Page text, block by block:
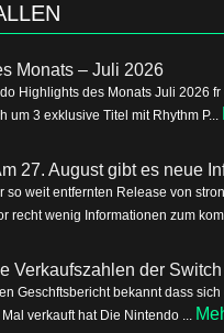
Monats – Juli 2026
Highlights des Monats Juli 2026
um 3 exklusive Titel mit Rhythm P...
27. August gibt es neue
so weit entfernten Release von
recht wenig Informationen zum
Verkaufszahlen der
Geschftsbericht bekannt dass
verkauft hat Die Nintendo ...